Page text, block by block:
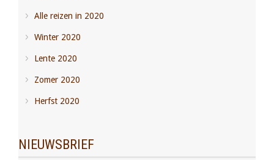
Alle reizen in 2020
Winter 2020
Lente 2020
Zomer 2020
Herfst 2020
NIEUWSBRIEF